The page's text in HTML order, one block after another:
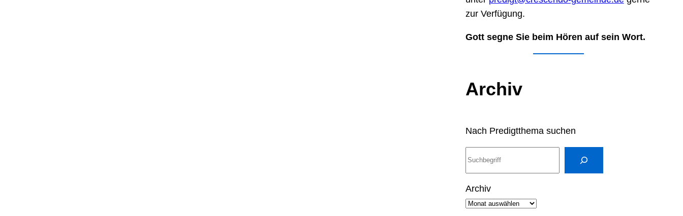
zur Verfügung.
Gott segne Sie beim Hören auf sein Wort.
Archiv
Nach Predigtthema suchen
e
Archiv